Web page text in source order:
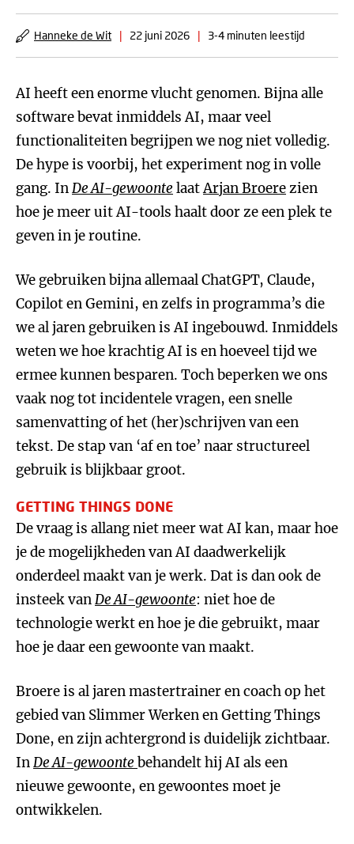
Hanneke de Wit | 22 juni 2026 | 3-4 minuten leestijd
AI heeft een enorme vlucht genomen. Bijna alle
software bevat inmiddels AI, maar veel
functionaliteiten begrijpen we nog niet volledig.
De hype is voorbij, het experiment nog in volle
gang. InDe AI-gewoonte laatArjan Broerezien
hoe je meer uit AI-tools haalt door ze een plek te
geven in je routine.
We gebruiken bijna allemaal ChatGPT, Claude,
Copilot en Gemini, en zelfs in programma’s die
we al jaren gebruiken is AI ingebouwd. Inmiddels
weten we hoe krachtig AI is en hoeveel tijd we
ermee kunnen besparen. Toch beperken we ons
vaak nog tot incidentele vragen, een snelle
samenvatting of het (her)schrijven van een
tekst. De stap van ‘af en toe’ naar structureel
gebruik is blijkbaar groot.
GETTING THINGS DONE
De vraag is allang niet meer wat AI kan, maar hoe
je de mogelijkheden van AI daadwerkelijk
onderdeel maakt van je werk. Dat is dan ook de
insteek vanDe AI-gewoonte: niet hoe de
technologie werkt en hoe je die gebruikt, maar
hoe je daar een gewoonte van maakt.
Broere is al jaren mastertrainer en coach op het
gebied van Slimmer Werken en Getting Things
Done, en zijn achtergrond is duidelijk zichtbaar.
InDe AI-gewoonte behandelt hij AI als een
nieuwe gewoonte, en gewoontes moet je
ontwikkelen.